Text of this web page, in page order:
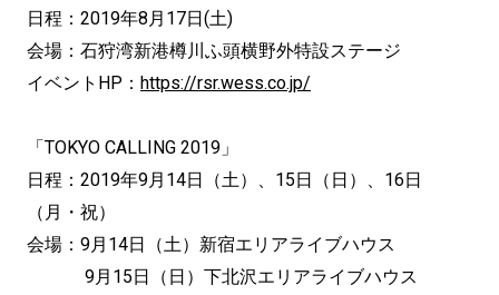
日程：2019年8月17日(土)
会場：石狩湾新港樽川ふ頭横野外特設ステージ
イベントHP： https://rsr.wess.co.jp/
「TOKYO CALLING 2019」
日程：2019年9月14日（土）、15日（日）、16日
（月・祝）
会場：9月14日（土）新宿エリアライブハウス
9月15日（日）下北沢エリアライブハウス